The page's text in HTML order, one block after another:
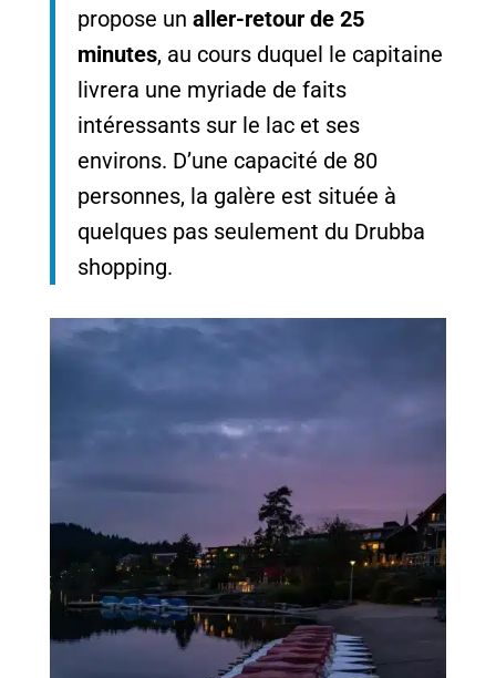
propose un aller-retour de 25
minutes, au cours duquel le capitaine
livrera une myriade de faits
intéressants sur le lac et ses
environs. D’une capacité de 80
personnes, la galère est située à
quelques pas seulement du Drubba
shopping.